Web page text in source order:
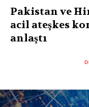
Pakistan ve
acil ateşkes
anlaştı